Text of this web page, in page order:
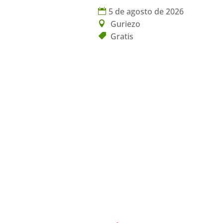
5 de agosto de 2026
Guriezo
Gratis